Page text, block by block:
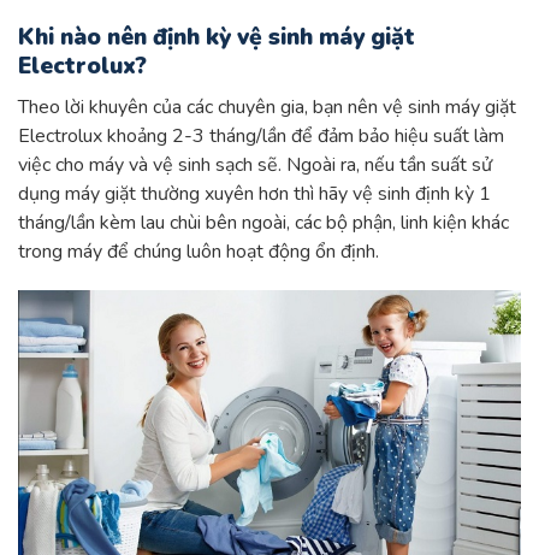
Khi nào nên định kỳ vệ sinh máy giặt
Electrolux?
Theo lời khuyên của các chuyên gia, bạn nên vệ sinh máy giặt
Electrolux khoảng 2-3 tháng/lần để đảm bảo hiệu suất làm
việc cho máy và vệ sinh sạch sẽ. Ngoài ra, nếu tần suất sử
dụng máy giặt thường xuyên hơn thì hãy vệ sinh định kỳ 1
tháng/lần kèm lau chùi bên ngoài, các bộ phận, linh kiện khác
trong máy để chúng luôn hoạt động ổn định.